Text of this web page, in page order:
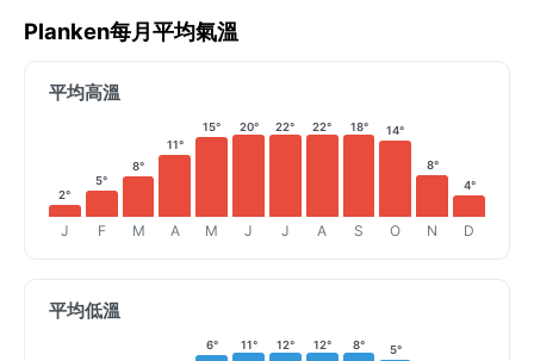
Planken每月平均氣溫
平均高溫
2°
J
5°
F
8°
M
11°
A
15°
M
20°
J
22°
J
22°
A
18°
S
14°
O
8°
N
4°
D
平均低溫
6° 11° 12° 12° 8° 5°